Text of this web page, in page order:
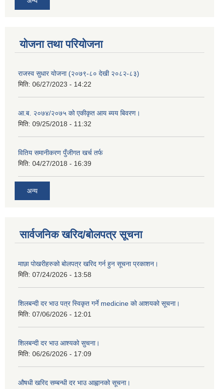
योजना तथा परियोजना
राजस्व सुधार योजना (२०७९-८० देखी २०८२-८३)
मिति: 06/27/2023 - 14:22
आ.ब. २०७४/२०७५ को एकीकृत आय ब्यय बिवरण।
मिति: 09/25/2018 - 11:32
वितिय समानीकरण पुँजीगत खर्च तर्फ
मिति: 04/27/2018 - 16:39
अन्य
सार्वजनिक खरिद/बोलपत्र सूचना
माछा पोखरीहरुको बोलपत्र खरिद गर्न हुन सूचना प्रकाशन।
मिति: 07/24/2026 - 13:58
शिलबन्दी दर भाउ पत्र स्विकृत गर्ने medicine को आशयको सूचना।
मिति: 07/06/2026 - 12:01
शिलबन्दी दर भाउ आश्यको सुचना।
मिति: 06/26/2026 - 17:09
औषधी खरिद सम्बन्धी दर भाउ आह्वानको सूचना।